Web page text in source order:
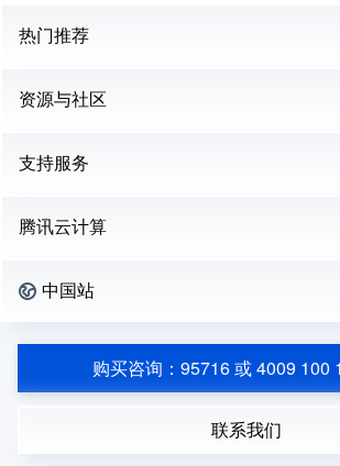
热门推荐
资源与社区
支持服务
腾讯云计算
中国站
购买咨询：95716 或 4009 100
联系我们